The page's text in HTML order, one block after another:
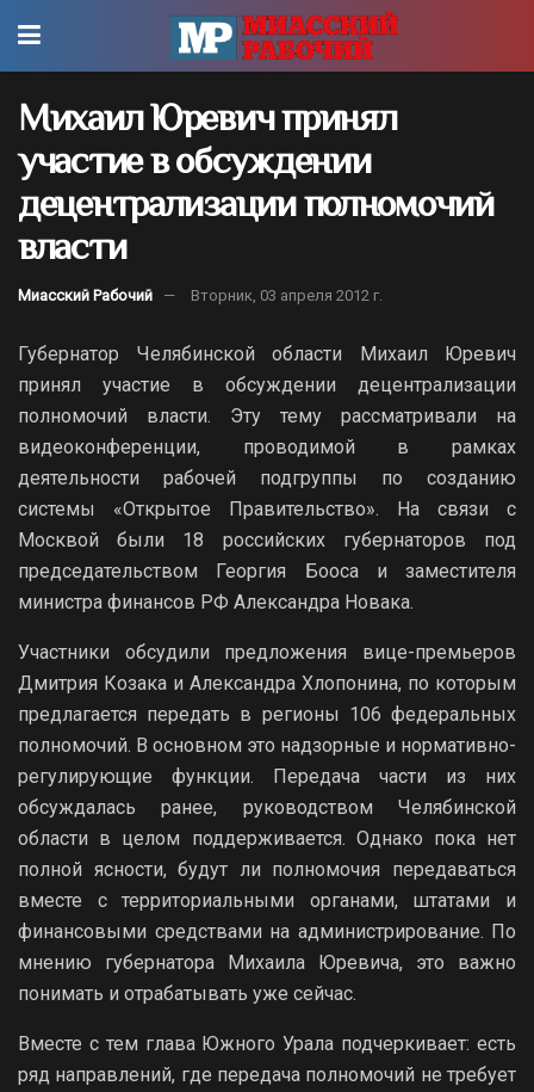
Михаил Юревич принял
участие в обсуждении
децентрализации полномочий
власти
Миасский Рабочий Вторник, 03 апреля 2012 г.
Губернатор Челябинской области Михаил Юревич
принял участие в обсуждении децентрализации
полномочий власти. Эту тему рассматривали на
видеоконференции, проводимой в рамках
деятельности рабочей подгруппы по созданию
системы «Открытое Правительство». На связи с
Москвой были 18 российских губернаторов под
председательством Георгия Бооса и заместителя
министра финансов РФ Александра Новака.
Участники обсудили предложения вице-премьеров
Дмитрия Козака и Александра Хлопонина, по которым
предлагается передать в регионы 106 федеральных
полномочий. В основном это надзорные и нормативно-
регулирующие функции. Передача части из них
обсуждалась ранее, руководством Челябинской
области в целом поддерживается. Однако пока нет
полной ясности, будут ли полномочия передаваться
вместе с территориальными органами, штатами и
финансовыми средствами на администрирование. По
мнению губернатора Михаила Юревича, это важно
понимать и отрабатывать уже сейчас.
Вместе с тем глава Южного Урала подчеркивает: есть
ряд направлений, где передача полномочий не требует